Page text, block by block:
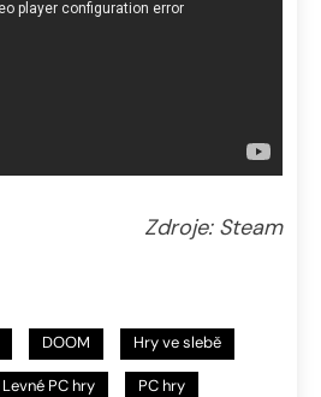
Zdroje: Steam
DOOM Hry ve slebě
Levné PC hry PC hry